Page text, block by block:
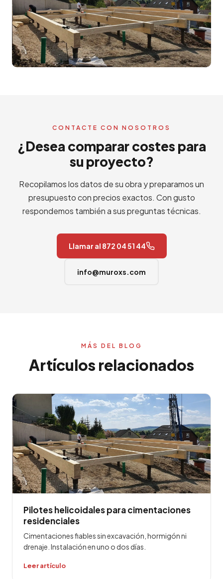
CONTACTE CON NOSOTROS
¿Desea comparar costes para
su proyecto?
Recopilamos los datos de su obra y preparamos un
presupuesto con precios exactos. Con gusto
respondemos también a sus preguntas técnicas.
Llamar al 872 04 51 44
info@muroxs.com
MÁS DEL BLOG
Artículos relacionados
Pilotes helicoidales para cimentaciones
residenciales
Cimentaciones fiables sin excavación, hormigón ni
drenaje. Instalación en uno o dos días.
Leer artículo